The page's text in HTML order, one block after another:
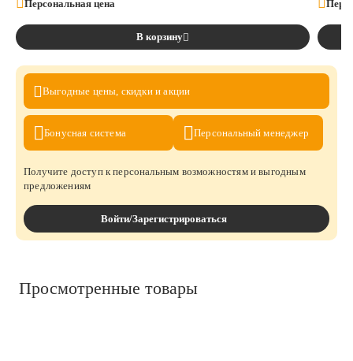
Персональная цена
В корзину
Выгодные цены, скидки и акции
Бонусная система Персональныйменеджер
Получите доступ к персональным возможностям и выгодным
предложениям
Войти/Зарегистрироваться
Просмотренные товары